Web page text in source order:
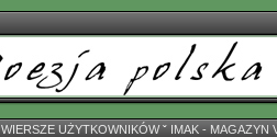
WIERSZE UŻYTKOWNIKÓWˇ IMAK - MAGAZYN